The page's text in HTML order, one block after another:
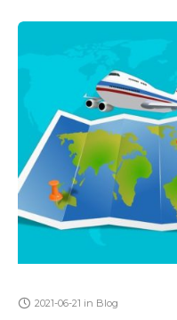
2021-06-21 in Blog